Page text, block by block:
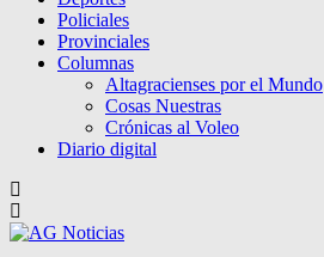
Policiales
Provinciales
Columnas
Altagracienses por el Mundo
Cosas Nuestras
Crónicas al Voleo
Diario digital